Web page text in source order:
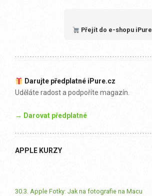
Přejít do e-shopu iPure
Darujte předplatné iPure.cz
Uděláte radost a podpoříte magazín.
→ Darovat předplatné
APPLE KURZY
30.3. Apple Fotky: Jak na fotografie na Macu